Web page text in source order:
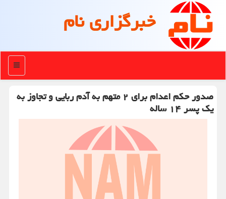
خبرگزاری نام
منو
صدور حکم اعدام برای ۲ متهم به آدم ربایی و تجاوز به
یک پسر ۱۴ ساله